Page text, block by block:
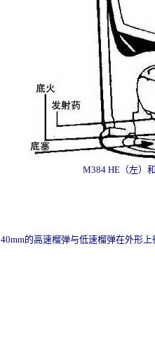
M384 HE（左）
40mm的高速榴弹与低速榴弹在外形